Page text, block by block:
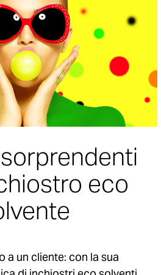
eco
a un cliente: con la sua